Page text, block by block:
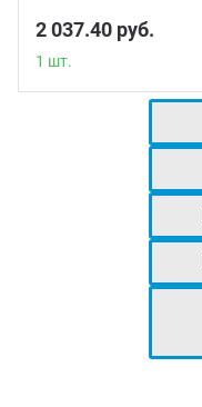
2 037.40 руб.
1 шт.